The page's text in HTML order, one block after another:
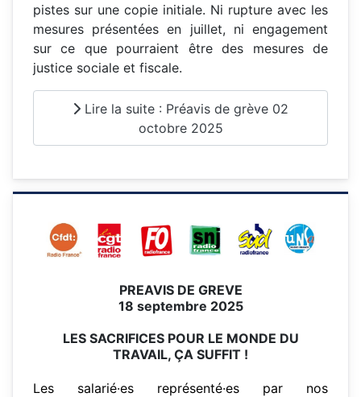
pistes sur une copie initiale. Ni rupture avec les
mesures présentées en juillet, ni engagement
sur ce que pourraient être des mesures de
justice sociale et fiscale.
Lire la suite : Préavis de grève 02
octobre 2025
PREAVIS DE GREVE
18 septembre 2025
LES SACRIFICES POUR LE MONDE DU
TRAVAIL, ÇA SUFFIT !
Les salarié·es représenté·es par nos